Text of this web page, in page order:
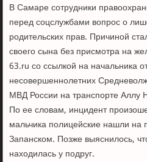
В Самаре сотрудники
перед соцслужбами вопрос о
родительских прав. Причиной
своего сына без присмотра на
63.ru со ссылкой на начальника
несовершеннолетних
МВД России на транспорте Аллу
По ее словам, инцидент
мальчика полицейские нашли
Запанском. Позже выяснилось,
находилась у подруг.